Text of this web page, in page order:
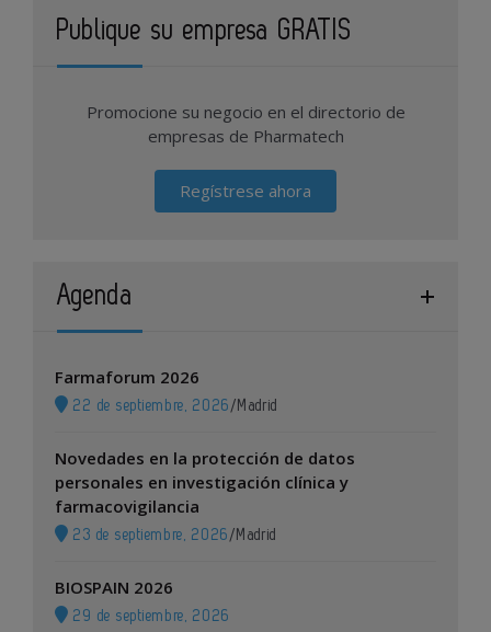
Publique su empresa GRATIS
Promocione su negocio en el directorio de
empresas de Pharmatech
Regístrese ahora
Agenda
Farmaforum 2026
22 de septiembre, 2026 / Madrid
Novedades en la protección de datos
personales en investigación clínica y
farmacovigilancia
23 de septiembre, 2026 / Madrid
BIOSPAIN 2026
29 de septiembre, 2026